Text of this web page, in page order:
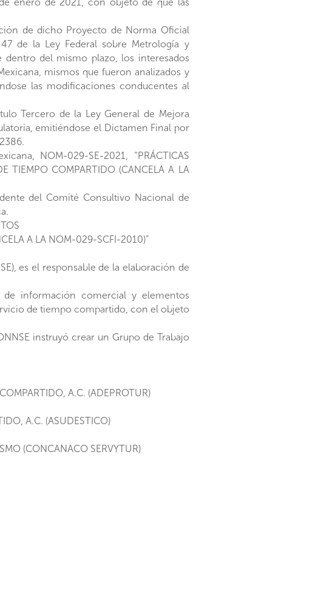
de dicho Proyecto de Norma Oficial
de la Ley Federal sobre Metrología y
del mismo plazo, los interesados
mismos que fueron analizados y
las modificaciones conducentes al
Tercero de la Ley General de Mejora
emitiéndose el Dictamen Final por
NOM-029-SE-2021, “PRÁCTICAS
TIEMPO COMPARTIDO (CANCELA A LA
del Comité Consultivo Nacional de
A LA NOM-029-SCFI-2010)”
es el responsable de la elaboración de
de información comercial y elementos
de tiempo compartido, con el objeto
instruyó crear un Grupo de Trabajo
A.C. (ADEPROTUR)
A.C. (ASUDESTICO)
(CONCANACO SERVYTUR)